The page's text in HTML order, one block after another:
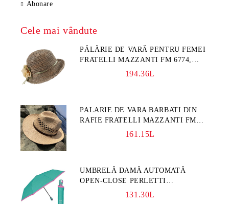
Abonare
Cele mai vândute
PĂLĂRIE DE VARĂ PENTRU FEMEI
FRATELLI MAZZANTI FM 6774,
NATURAL/FLORI GALBENE
194.36L
PALARIE DE VARA BARBATI DIN
RAFIE FRATELLI MAZZANTI FM
7932, NATURAL161.15L
UMBRELĂ DAMĂ AUTOMATĂ
OPEN-CLOSE PERLETTI
TECHNOLOGY 21808, TURCOAZ
131.30L